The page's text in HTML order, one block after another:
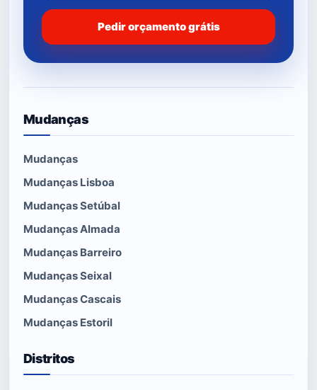
Pedir orçamento grátis
Mudanças
Mudanças
Mudanças Lisboa
Mudanças Setúbal
Mudanças Almada
Mudanças Barreiro
Mudanças Seixal
Mudanças Cascais
Mudanças Estoril
Distritos